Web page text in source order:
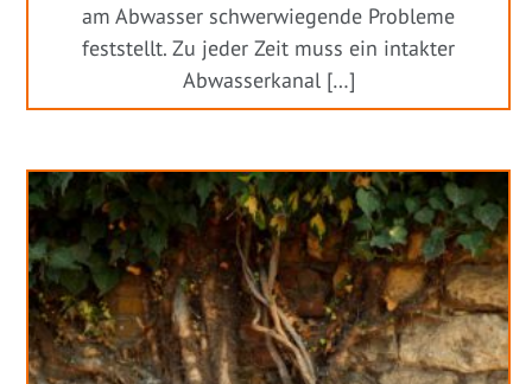
am Abwasser schwerwiegende Probleme
feststellt. Zu jeder Zeit muss ein intakter
Abwasserkanal […]